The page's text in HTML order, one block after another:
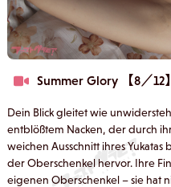
Summer Glory 【8／12】
Dein Blick gleitet wie
entblößtem Nacken, der durch
weichen Ausschnitt ihres
der Oberschenkel hervor. Ihre
eigenen Oberschenkel – sie hat